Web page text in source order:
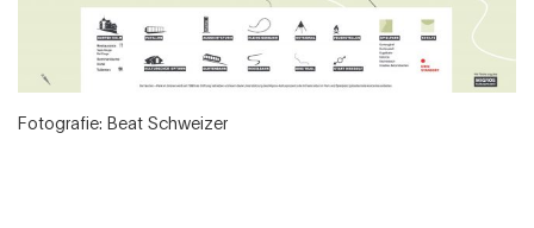
Fotografie: Beat Schweizer